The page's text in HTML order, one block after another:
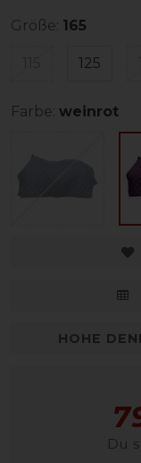
Größe: 165
125
Farbe: weinrot
HOHE
Du